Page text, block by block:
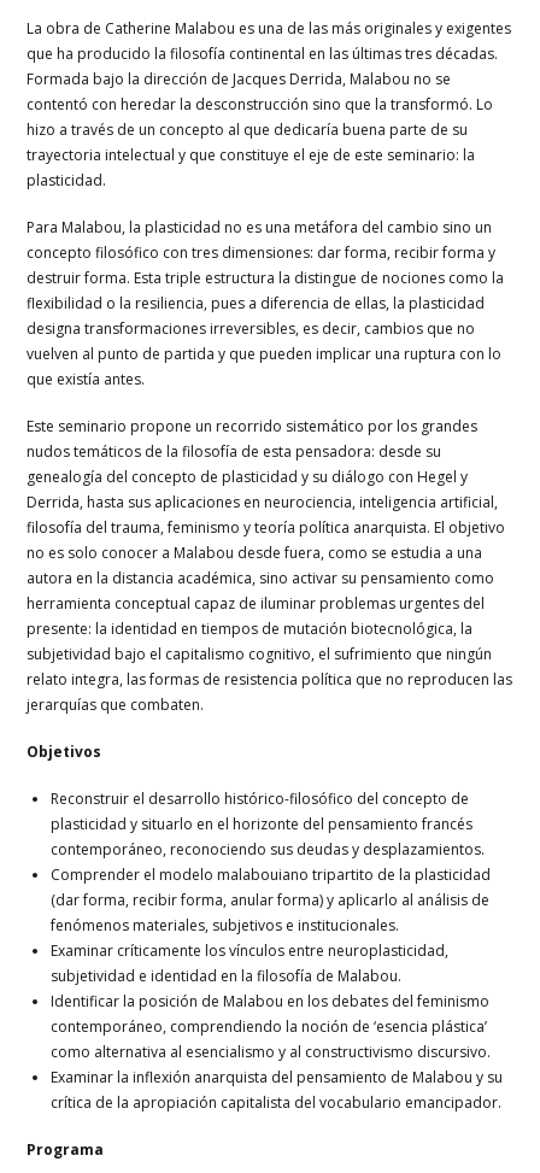
La obra de Catherine Malabou es una de las más originales y exigentes
que ha producido la filosofía continental en las últimas tres décadas.
Formada bajo la dirección de Jacques Derrida, Malabou no se
contentó con heredar la desconstrucción sino que la transformó. Lo
hizo a través de un concepto al que dedicaría buena parte de su
trayectoria intelectual y que constituye el eje de este seminario: la
plasticidad.
Para Malabou, la plasticidad no es una metáfora del cambio sino un
concepto filosófico con tres dimensiones: dar forma, recibir forma y
destruir forma. Esta triple estructura la distingue de nociones como la
flexibilidad o la resiliencia, pues a diferencia de ellas, la plasticidad
designa transformaciones irreversibles, es decir, cambios que no
vuelven al punto de partida y que pueden implicar una ruptura con lo
que existía antes.
Este seminario propone un recorrido sistemático por los grandes
nudos temáticos de la filosofía de esta pensadora: desde su
genealogía del concepto de plasticidad y su diálogo con Hegel y
Derrida, hasta sus aplicaciones en neurociencia, inteligencia artificial,
filosofía del trauma, feminismo y teoría política anarquista. El objetivo
no es solo conocer a Malabou desde fuera, como se estudia a una
autora en la distancia académica, sino activar su pensamiento como
herramienta conceptual capaz de iluminar problemas urgentes del
presente: la identidad en tiempos de mutación biotecnológica, la
subjetividad bajo el capitalismo cognitivo, el sufrimiento que ningún
relato integra, las formas de resistencia política que no reproducen las
jerarquías que combaten.
Objetivos
Reconstruir el desarrollo histórico-filosófico del concepto de
plasticidad y situarlo en el horizonte del pensamiento francés
contemporáneo, reconociendo sus deudas y desplazamientos.
Comprender el modelo malabouiano tripartito de la plasticidad
(dar forma, recibir forma, anular forma) y aplicarlo al análisis de
fenómenos materiales, subjetivos e institucionales.
Examinar críticamente los vínculos entre neuroplasticidad,
subjetividad e identidad en la filosofía de Malabou.
Identificar la posición de Malabou en los debates del feminismo
contemporáneo, comprendiendo la noción de ‘esencia plástica’
como alternativa al esencialismo y al constructivismo discursivo.
Examinar la inflexión anarquista del pensamiento de Malabou y su
crítica de la apropiación capitalista del vocabulario emancipador.
Programa